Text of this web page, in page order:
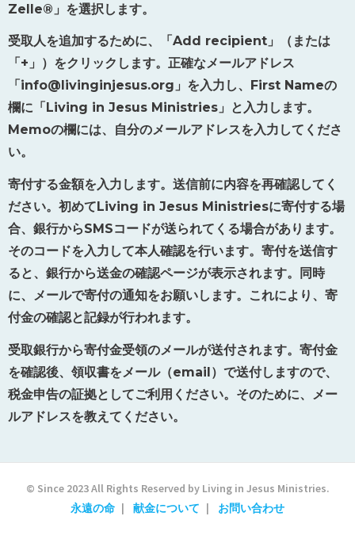
Zelle® 」を選択します。
受取人を追加するために、「 Add recipient 」（または
「 + 」）をクリックします。正確なメールアドレス
「 info@livinginjesus.org 」を入力し、 First Nameの
欄に「 Living in Jesus Ministries 」と入力します。
Memoの欄には、自分のメールアドレスを入力してくださ
い。
寄付する金額を入力します。送信前に内容を再確認してく
ださい。初めて Living in Jesus Ministriesに寄付する場
合、銀行からSMSコードが送られてくる場合があります。
そのコードを入力して本人確認を行います。寄付を送信す
ると、銀行から送金の確認ページが表示されます。同時
に、メールで寄付の通知をお願いします。これにより、寄
付金の確認と記録が行われます。
受取銀行から寄付金受領のメールが送付されます。寄付金
を確認後、領収書をメール（email）で送付しますので、
税金申告の証拠としてご利用ください。そのために、メー
ルアドレスを教えてください。
© Since 2023 All Rights Reserved by Living in Jesus Ministries.
永遠の命
献金について お問い合わせ